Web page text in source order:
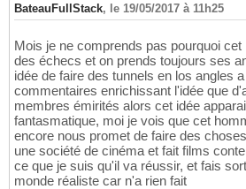
BateauFullStack, le 19/05/2017 à 11h25
Mois je ne comprends pas pourquoi
des échecs et on prends toujours ses
idée de faire des tunnels en los angles
commentaires enrichissant l'idée que
membres émirités alors cet idée
fantasmatique, moi je vois que cet
encore nous promet de faire des
une société de cinéma et fait films
ce que je suis qu'il va réussir, et fais
monde réaliste car n'a rien fait